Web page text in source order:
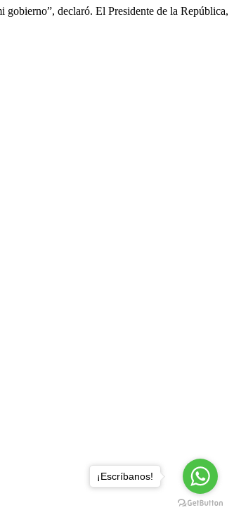
gobierno”, declaró. El Presidente de la República,
¡Escríbanos!